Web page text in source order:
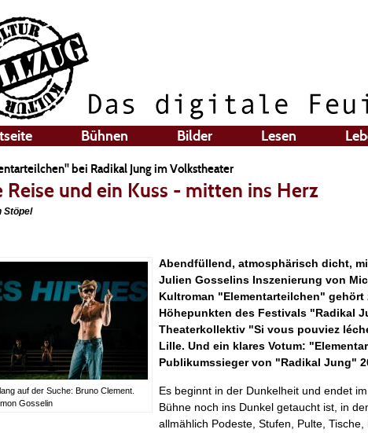
Bühnen Bilder Lesen
bei Radikal Jung im Volkstheater
Reise und ein Kuss - mitten ins Herz
Stöpel
auf der Suche: Bruno Clement.
Gosselin
Abendfüllend, atmosphärisch dicht,
Julien Gosselins Inszenierung von
Kultroman "Elementarteilchen" gehört
Höhepunkten des Festivals "Radikal
Theaterkollektiv "Si vous pouviez
Lille. Und ein klares Votum:
Publikumssieger von "Radikal Jung"
Es beginnt in der Dunkelheit und endet
Bühne noch ins Dunkel getaucht ist, in
allmählich Podeste, Stufen, Pulte, Tische,